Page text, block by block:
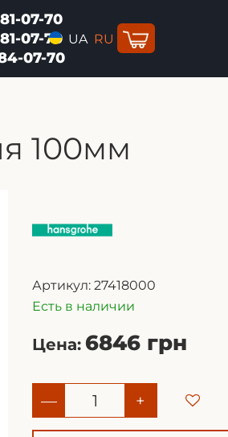
07-70
07-70
07-70
UA RU
100мм
Артикул: 27418000
Есть в наличии
Цена: 6846 грн
— +